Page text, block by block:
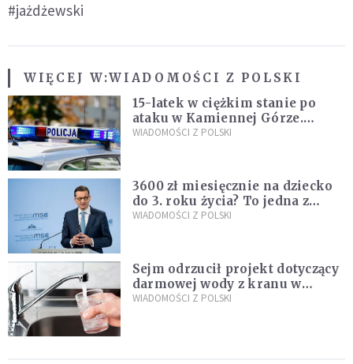
#jażdżewski
WIĘCEJ W:WIADOMOŚCI Z POLSKI
15-latek w ciężkim stanie po
ataku w Kamiennej Górze.
Policja zatrzymała dwóch
WIADOMOŚCI Z POLSKI
3600 zł miesięcznie na dziecko
do 3. roku życia? To jedna z
propozycji programu "Rozwój
WIADOMOŚCI Z POLSKI
Sejm odrzucił projekt dotyczący
darmowej wody z kranu w
restauracjach
WIADOMOŚCI Z POLSKI